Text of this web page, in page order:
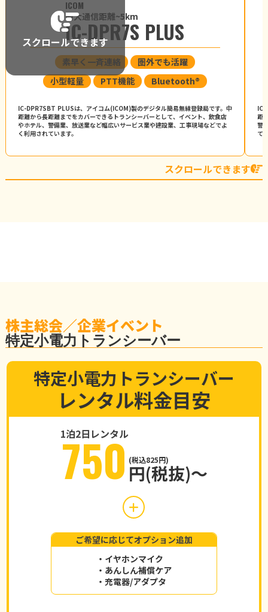
ICOM
最大通信距離~5km
IC-DPR7S PLUS
素早く一斉連絡
圏外でも活躍
小型軽量
PTT機能 Bluetooth®
IC-DPR7SBT PLUSは、アイコム(ICOM)製のデジタル簡易無線登録局です。中
距離から長距離までをカバーできるトランシーバーとして、イベント、飲食店
やホテル、警備業、放送業など幅広いサービス業や建設業、工事現場などでよ
く利用されています。
IC-
距
警
て
スクロールできます
スクロールできます
株主総会／企業イベント
特定小電力トランシーバー
特定小電力トランシーバー
レンタル料金目安
1泊2日レンタル
750 (税込825円)
円(税抜)～
ご希望に応じてオプション追加
・イヤホンマイク
・あんしん補償ケア
・充電器/アダプタ